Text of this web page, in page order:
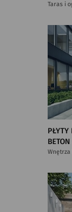
Taras i
PŁYTY
Wnętrza